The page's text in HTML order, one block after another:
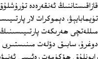
قازاقىستاننىڭ ئەنقەرەدە
تۈيمابايېۋ، دېموكرات لار
مىللەتچى ھەرىكەت
دوغرۇ، سابىق دۆلەت